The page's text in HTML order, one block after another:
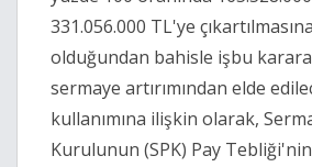
331.056.000 TL'ye
olduğundan bahisle işbu
sermaye artırımından elde
kullanımına ilişkin olarak,
Kurulunun (SPK) Pay